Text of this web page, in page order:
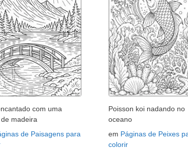
com uma
madeira
de Paisagens para
Poisson koi nadando no
oceano
em Páginas de Peixes
colorir